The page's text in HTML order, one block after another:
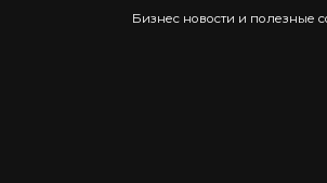
удобно и выгодно
Бизнес новости и полезные